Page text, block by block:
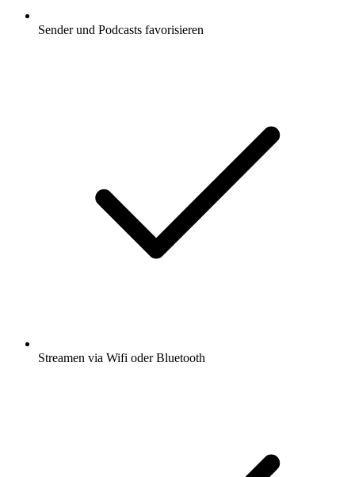
Sender und Podcasts favorisieren
Streamen via Wifi oder Bluetooth